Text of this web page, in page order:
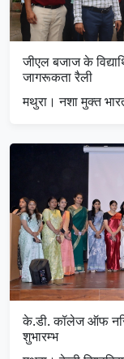
जीएल बजाज के
जागरूकता रैली
मथुरा। नशा मुक्त
के.डी. कॉलेज ऑफ
शुभारम्भ